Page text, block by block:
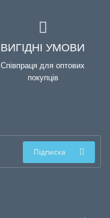
ВИГІДНІ УМОВИ
Співпраця для оптових
покупців
Підписка